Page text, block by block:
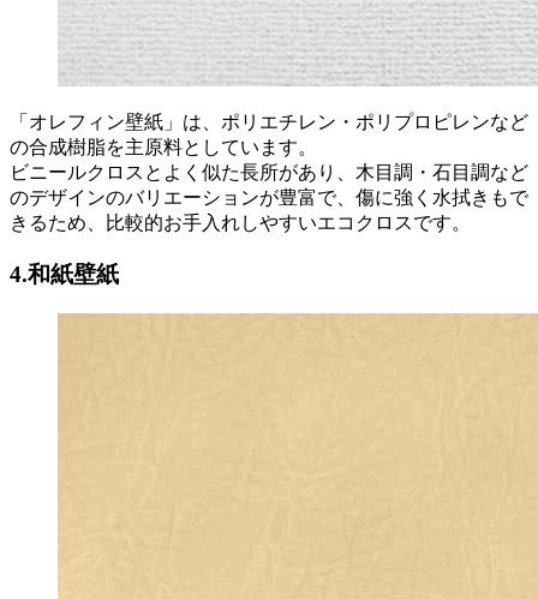
「オレフィン壁紙」は、ポリエチレン・ポリプロピレンなど
の合成樹脂を主原料としています。
ビニールクロスとよく似た長所があり、木目調・石目調など
のデザインのバリエーションが豊富で、傷に強く水拭きもで
きるため、比較的お手入れしやすいエコクロスです。
4.和紙壁紙